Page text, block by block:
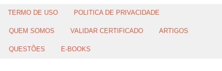
TERMO DE USO POLITICA DE PRIVACIDADE
QUEM SOMOS VALIDAR CERTIFICADO ARTIGOS
QUESTÕES E-BOOKS